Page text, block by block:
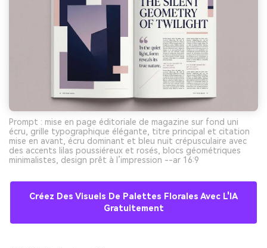
Prompt : mise en page éditoriale de magazine sur fond uni
écru, grille typographique élégante, titre principal et citation
mise en avant, écru dominant et bleu nuit crépusculaire avec
des accents lilas poussiéreux et rosés, blocs géométriques
minimalistes, design prêt à l’impression --ar 16:9
Créez Des Visuels De Palettes Florales Avec L'IA
Gratuitement